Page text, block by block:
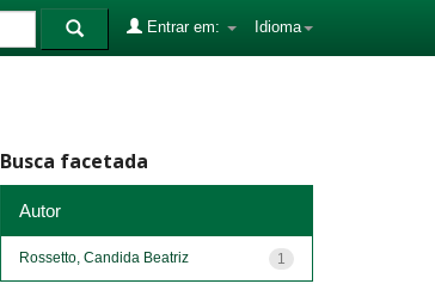
Idioma
Entrar em:
Busca facetada
Autor
1
Rossetto, Candida Beatriz